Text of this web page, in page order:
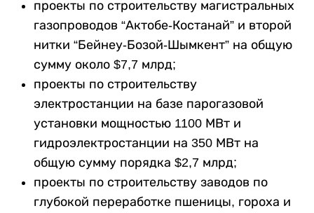
проекты по строительству магистральных
газопроводов “Актобе-Костанай” и второй
нитки “Бейнеу-Бозой-Шымкент” на общую
сумму около $7,7 млрд;
проекты по строительству
электростанции на базе парогазовой
установки мощностью 1100 МВт и
гидроэлектростанции на 350 МВт на
общую сумму порядка $2,7 млрд;
проекты по строительству заводов по
глубокой переработке пшеницы, гороха и